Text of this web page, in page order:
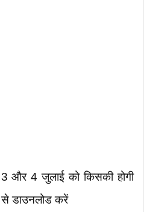
और 4 जुलाई को किसकी होगी
से डाउनलोड करें